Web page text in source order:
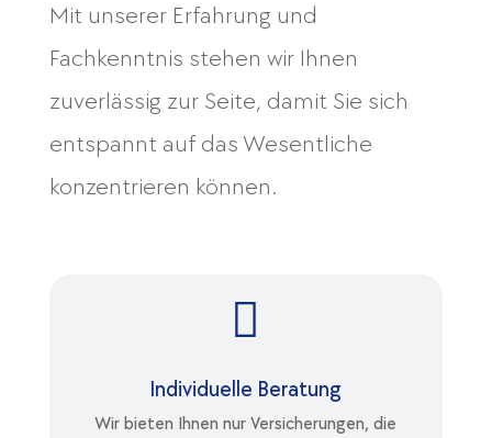
Mit unserer Erfahrung und
Fachkenntnis stehen wir Ihnen
zuverlässig zur Seite, damit Sie sich
entspannt auf das Wesentliche
konzentrieren können.

Individuelle Beratung
Wir bieten Ihnen nur Versicherungen, die